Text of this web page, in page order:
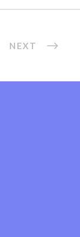
NEXT